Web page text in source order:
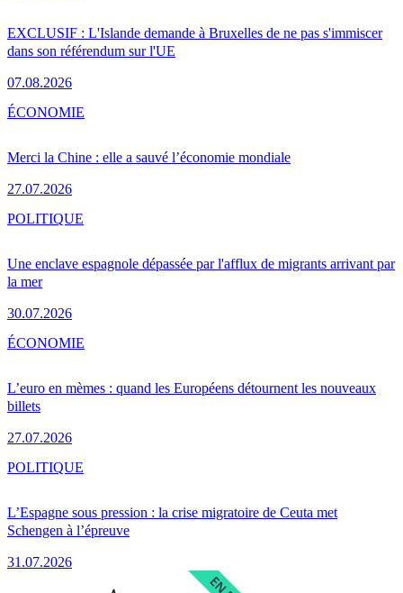
EXCLUSIF : L'Islande demande à Bruxelles de ne pas s'immiscer
dans son référendum sur l'UE
07.08.2026
Merci la Chine : elle a sauvé l’économie mondiale
27.07.2026
ÉCONOMIE
Une enclave espagnole dépassée par l'afflux de migrants arrivant par
la mer
30.07.2026
POLITIQUE
L’euro en mèmes : quand les Européens détournent les nouveaux
billets
27.07.2026
ÉCONOMIE
L’Espagne sous pression : la crise migratoire de Ceuta met
Schengen à l’épreuve
31.07.2026
POLITIQUE